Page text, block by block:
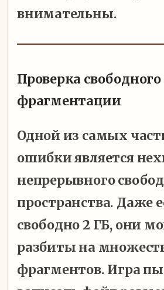
внимательны.
Проверка
фрагментации
Одной из самых
ошибки является
непрерывного
пространства. Даже
свободно 2 ГБ, они
разбиты на
фрагментов. Игра